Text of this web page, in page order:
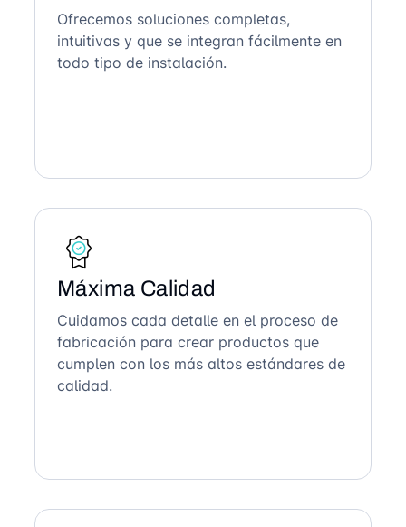
Ofrecemos soluciones completas,
intuitivas y que se integran fácilmente en
todo tipo de instalación.
Máxima Calidad
Cuidamos cada detalle en el proceso de
fabricación para crear productos que
cumplen con los más altos estándares de
calidad.